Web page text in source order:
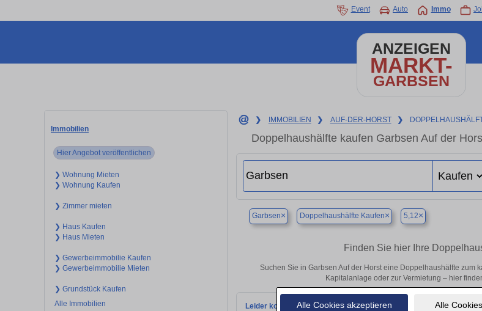
Alle Cookies akzeptieren Alle
Event Auto Immo
ANZEIGEN
MARKT-
GARBSEN
Immobilien
Hier Angebot veröffentlichen
❯ Wohnung Mieten
❯ Wohnung Kaufen
❯ Zimmer mieten
❯ Haus Kaufen
❯ Haus Mieten
❯ Gewerbeimmobilie Kaufen
❯ Gewerbeimmobilie Mieten
❯ Grundstück Kaufen
Alle Immobilien
❯ IMMOBILIEN ❯ AUF-DER-HORST ❯
Doppelhaushälfte kaufen Garbsen Auf der
Garbsen× Doppelhaushälfte Kaufen× 5,12×
Finden Sie hier Ihre
Suchen Sie in Garbsen Auf der Horst eine Doppelhaushälfte
Kapitalanlage oder zur Vermietung – hier
Leider konnten wir derzeit keine passenden Objekte finden.